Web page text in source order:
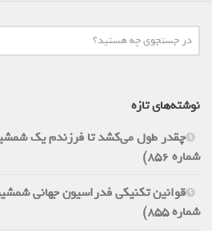
نوشته‌های تازه
چقدر طول می‌کشد تا فرزندم یک
شماره 856)
شماره 855)